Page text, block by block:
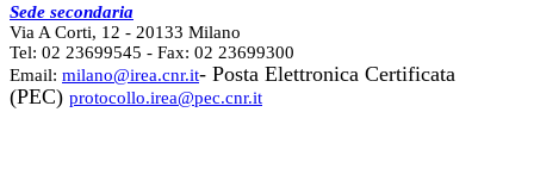
Sede secondaria
Via A Corti, 12 - 20133 Milano
Tel: 02 23699545 - Fax: 02 23699300
Email: milano@irea.cnr.it- Posta Elettronica Certificata
(PEC) protocollo.irea@pec.cnr.it